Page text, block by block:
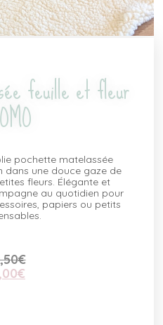
feuille et fleur
pochette matelassée
dans une douce gaze de
fleurs. Élégante et
au quotidien pour
papiers ou petits
€
€